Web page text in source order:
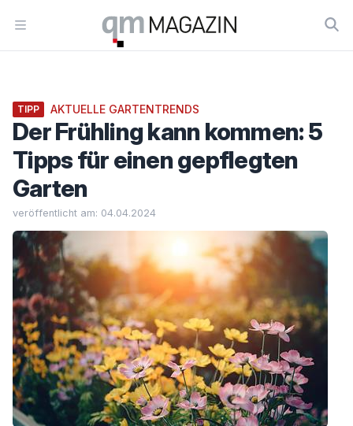
Open menu
Workflow
TIPP AKTUELLE GARTENTRENDS
Der Frühling kann kommen: 5
Tipps für einen gepflegten
Garten
veröffentlicht am: 04.04.2024